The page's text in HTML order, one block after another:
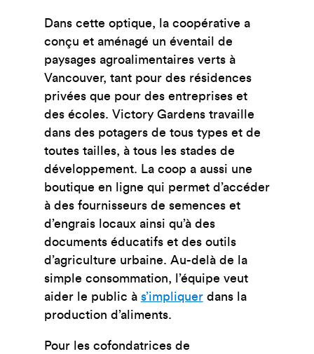
Dans cette optique, la coopérative a
conçu et aménagé un éventail de
paysages agroalimentaires verts à
Vancouver, tant pour des résidences
privées que pour des entreprises et
des écoles. Victory Gardens travaille
dans des potagers de tous types et de
toutes tailles, à tous les stades de
développement. La coop a aussi une
boutique en ligne qui permet d’accéder
à des fournisseurs de semences et
d’engrais locaux ainsi qu’à des
documents éducatifs et des outils
d’agriculture urbaine. Au-delà de la
simple consommation, l’équipe veut
aider le public à s’impliquerdans la
production d’aliments.
Pour les cofondatrices de